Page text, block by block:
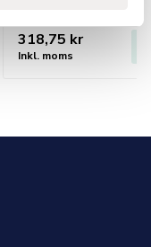
318,75 kr
Inkl. moms